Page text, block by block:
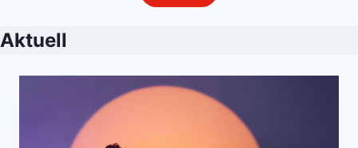
Aktuell